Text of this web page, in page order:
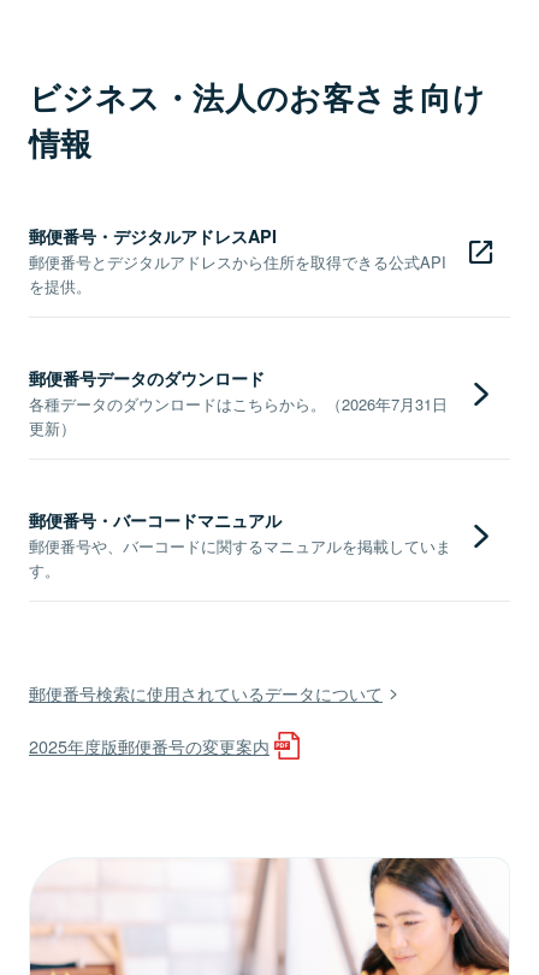
ビジネス・法人のお客さま向け
情報
郵便番号・デジタルアドレスAPI
郵便番号とデジタルアドレスから住所を取得できる公式API
を提供。
郵便番号データのダウンロード
各種データのダウンロードはこちらから。（2026年7月31日
更新）
郵便番号・バーコードマニュアル
郵便番号や、バーコードに関するマニュアルを掲載していま
す。
郵便番号検索に使用されているデータについて
2025年度版郵便番号の変更案内